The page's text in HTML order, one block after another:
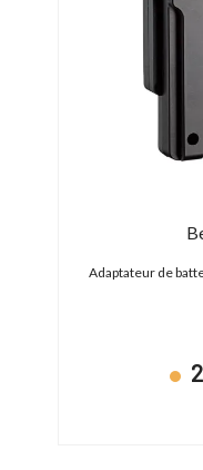
Adaptateur de